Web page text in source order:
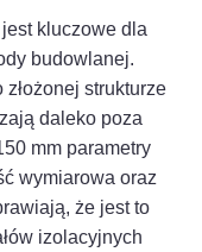
kluczowe dla
budowlanej.
złożonej strukturze
daleko poza
mm parametry
wymiarowa oraz
że jest to
izolacyjnych